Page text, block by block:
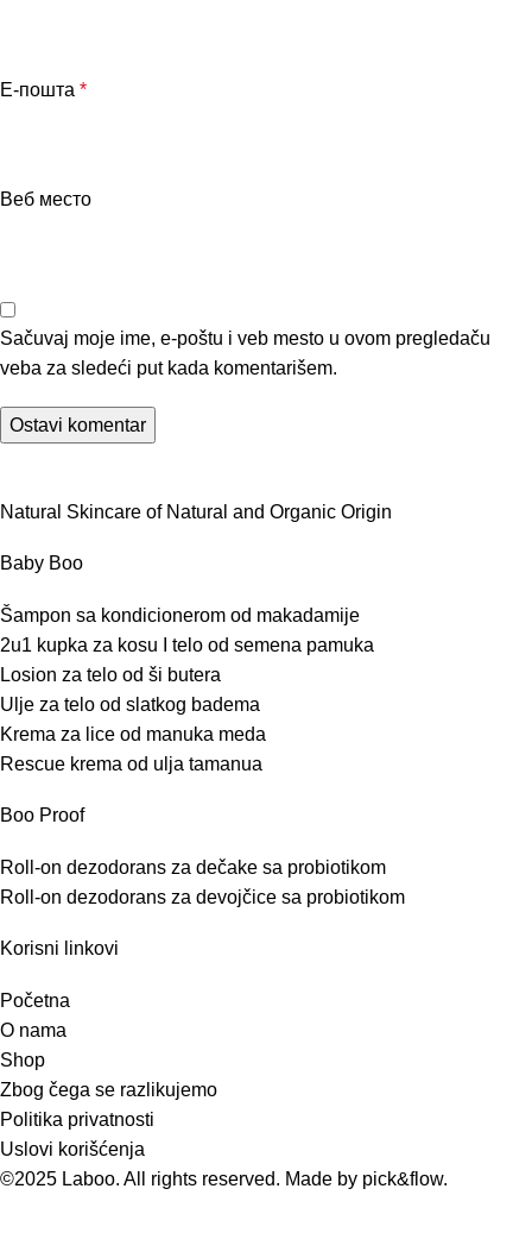
Е-пошта *
Веб место
Sačuvaj moje ime, e-poštu i veb mesto u ovom pregledaču
veba za sledeći put kada komentarišem.
Natural Skincare of Natural and Organic Origin
Baby Boo
Šampon sa kondicionerom od makadamije
2u1 kupka za kosu I telo od semena pamuka
Losion za telo od ši butera
Ulje za telo od slatkog badema
Krema za lice od manuka meda
Rescue krema od ulja tamanua
Boo Proof
Roll-on dezodorans za dečake sa probiotikom
Roll-on dezodorans za devojčice sa probiotikom
Korisni linkovi
Početna
O nama
Shop
Zbog čega se razlikujemo
Politika privatnosti
Uslovi korišćenja
©2025 Laboo. All rights reserved. Made by pick&flow.